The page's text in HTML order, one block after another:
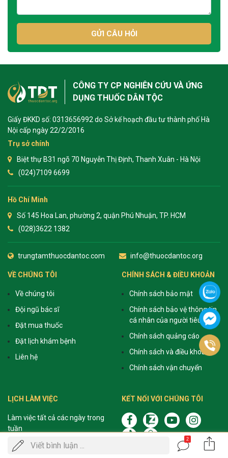
GỬI CÂU HỎI
Viết bình luận ...
2
CÔNG TY CP NGHIÊN CỨU VÀ ỨNG
DỤNG THUỐC DÂN TỘC
Giấy ĐKKD số: 0313656992 do Sở kế hoạch đầu tư thành phố Hà
Nội cấp ngày 22/2/2016
Trụ sở chính
Biệt thự B31 ngõ 70 Nguyễn Thị Định, Thanh Xuân - Hà Nội
(024)7109 6699
Hồ Chí Minh
Số 145 Hoa Lan, phường 2, quận Phú Nhuận, TP. HCM
(028)3622 1382
trungtamthuocdantoc.com info@thuocdantoc.org
VỀ CHÚNG TÔI
Về chúng tôi
Đội ngũ bác sĩ
Đặt mua thuốc
Đặt lịch khám bệnh
Liên hệ
CHÍNH SÁCH & ĐIỀU KHOẢN
Chính sách bảo mật
Chính sách bảo vệ thông tin
cá nhân của người tiêu dùng
Chính sách quảng cáo
Chính sách và điều khoản
Chính sách vận chuyển
LỊCH LÀM VIỆC
Làm việc tất cả các ngày trong
tuần
Sáng: 8h - 12h
KẾT NỐI VỚI CHÚNG TÔI
Gọi
ĐẶT LỊCH KHÁM